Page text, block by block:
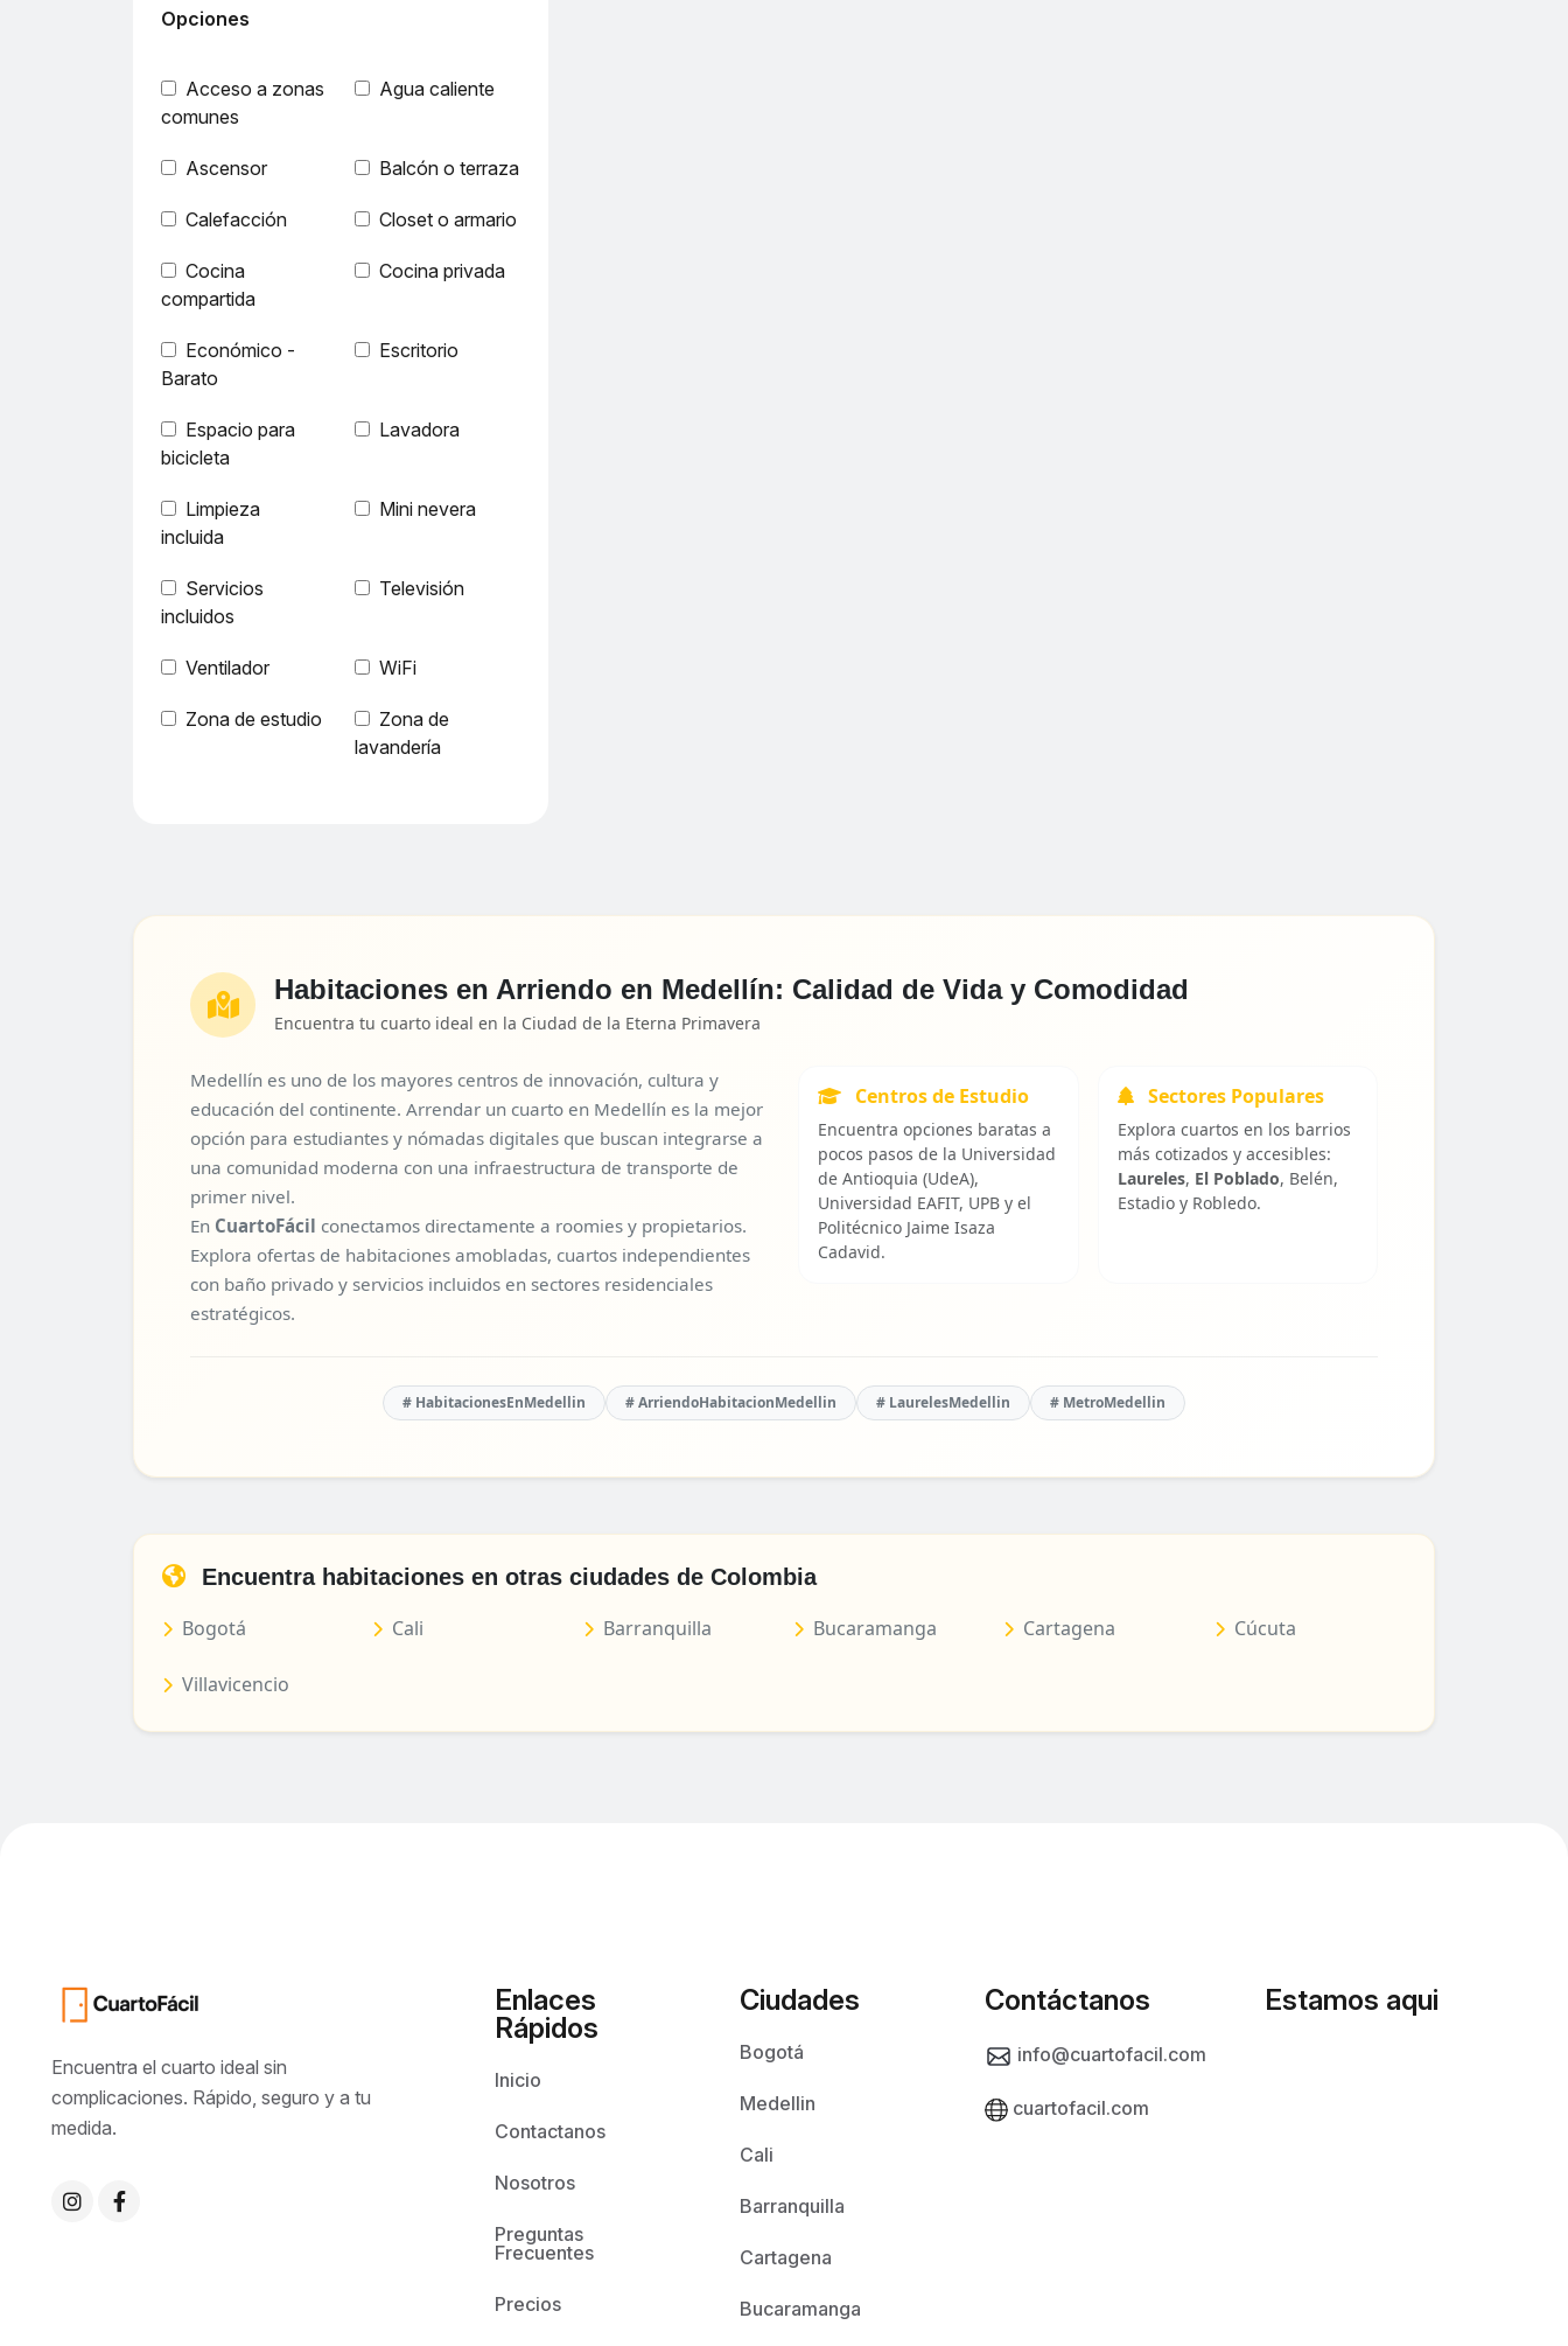
Opciones
Acceso a zonas
comunes
Agua caliente
Ascensor Balcón o terraza
Calefacción Closet o armario
Cocina
compartida
Cocina privada
Económico -
Barato
Escritorio
Espacio para
bicicleta
Lavadora
Limpieza
incluida
Mini nevera
Servicios
incluidos
Televisión
Ventilador WiFi
Zona de estudio
Zona de
lavandería
Habitaciones en Arriendo en Medellín: Calidad de Vida y Comodidad
Encuentra tu cuarto ideal en la Ciudad de la Eterna Primavera
Medellín es uno de los mayores centros de innovación, cultura y
educación del continente. Arrendar un cuarto en Medellín es la mejor
opción para estudiantes y nómadas digitales que buscan integrarse a
una comunidad moderna con una infraestructura de transporte de
primer nivel.
En CuartoFácil conectamos directamente a roomies y propietarios.
Explora ofertas de habitaciones amobladas, cuartos independientes
con baño privado y servicios incluidos en sectores residenciales
estratégicos.
Centros de Estudio
Encuentra opciones baratas a
pocos pasos de la Universidad
de Antioquia (UdeA),
Universidad EAFIT, UPB y el
Politécnico Jaime Isaza
Cadavid.
Sectores Populares
Explora cuartos en los barrios
más cotizados y accesibles:
Laureles, El Poblado, Belén,
Estadio y Robledo.
# HabitacionesEnMedellin # ArriendoHabitacionMedellin # LaurelesMedellin # MetroMedellin
Encuentra habitaciones en otras ciudades de Colombia
Bogotá
Cali Barranquilla Bucaramanga Cartagena Cúcuta
Villavicencio
Encuentra el cuarto ideal sin
complicaciones. Rápido, seguro y a tu
medida.
Enlaces
Rápidos
Inicio
Contactanos
Nosotros
Preguntas
Frecuentes
Precios
Ciudades
Bogotá
Medellin
Cali
Barranquilla
Cartagena
Bucaramanga
Contáctanos
info@cuartofacil.com
cuartofacil.com
Estamos aqui